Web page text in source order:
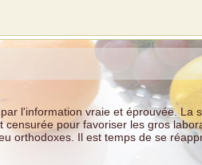
l'information vraie et éprouvée. La
pour favoriser les gros
orthodoxes. Il est temps de se